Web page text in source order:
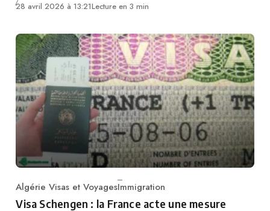
28 avril 2026 à 13:21Lecture en 3 min
Category
Algérie Visas et VoyagesImmigration
Visa Schengen : la France acte une mesure